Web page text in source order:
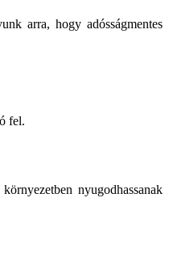
arra, hogy adósságmentes
fel.
nyugodhassanak